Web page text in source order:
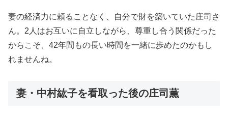
妻の経済力に頼ることなく、自分で財を築いていた庄司さ
ん。2人はお互いに自立しながら、尊重し合う関係だった
からこそ、42年間もの長い時間を一緒に歩めたのかもし
れませんね。
妻・中村紘子を看取った後の庄司薫